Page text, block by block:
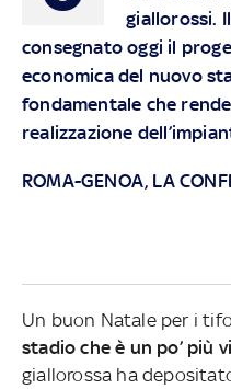
giallorossi.
consegnato oggi il
economica del nuovo
fondamentale che
realizzazione
ROMA-GENOA, LA
Un buon Natale per i
stadio che è un po’ più
giallorossa ha